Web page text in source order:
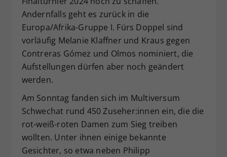
Andernfalls geht es zurück in die
Europa/Afrika-Gruppe I. Fürs Doppel sind
vorläufig Melanie Klaffner und Kraus gegen
Contreras Gómez und Olmos nominiert, die
Aufstellungen dürfen aber noch geändert
werden.
Am Sonntag fanden sich im Multiversum
Schwechat rund 450 Zuseher:innen ein, die die
rot-weiß-roten Damen zum Sieg treiben
wollten. Unter ihnen einige bekannte
Gesichter, so etwa neben Philipp